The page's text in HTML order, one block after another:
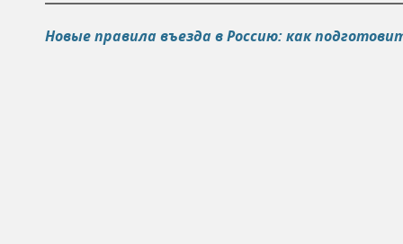
Новые правила въезда в Россию: как